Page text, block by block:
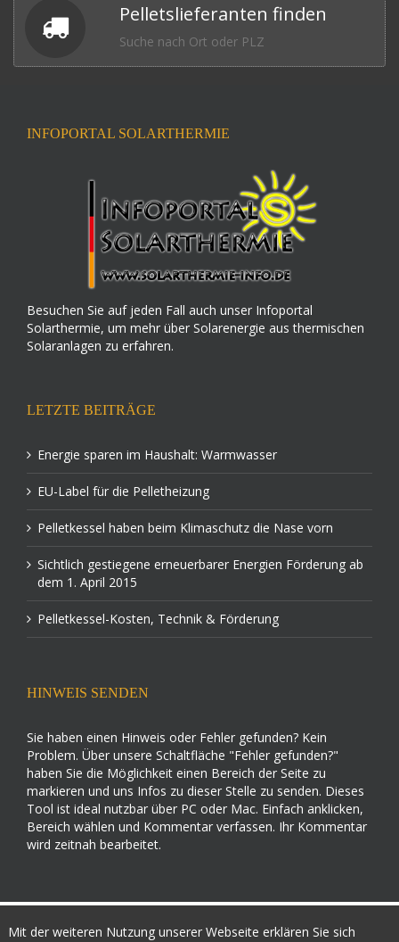
Pelletslieferanten finden
Suche nach Ort oder PLZ
INFOPORTAL SOLARTHERMIE
Besuchen Sie auf jeden Fall auch unser Infoportal
Solarthermie, um mehr über Solarenergie aus thermischen
Solaranlagen zu erfahren.
LETZTE BEITRÄGE
Energie sparen im Haushalt: Warmwasser
EU-Label für die Pelletheizung
Pelletkessel haben beim Klimaschutz die Nase vorn
Sichtlich gestiegene erneuerbarer Energien Förderung ab
dem 1. April 2015
Pelletkessel-Kosten, Technik & Förderung
HINWEIS SENDEN
Sie haben einen Hinweis oder Fehler gefunden? Kein
Problem. Über unsere Schaltfläche "Fehler gefunden?"
haben Sie die Möglichkeit einen Bereich der Seite zu
markieren und uns Infos zu dieser Stelle zu senden. Dieses
Tool ist ideal nutzbar über PC oder Mac. Einfach anklicken,
Bereich wählen und Kommentar verfassen. Ihr Kommentar
wird zeitnah bearbeitet.
Mit der weiteren Nutzung unserer Webseite erklären Sie sich